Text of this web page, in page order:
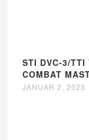
STI DVC-3/TTI
COMBAT
JANUAR 2, 2023